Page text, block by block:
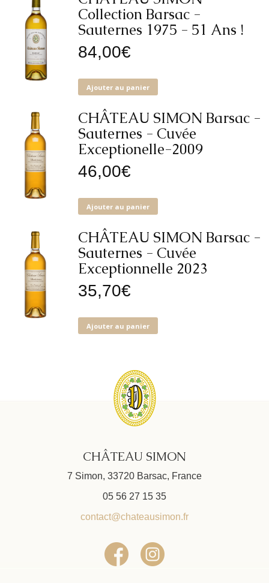
Collection Barsac -
Sauternes 1975 - 51 Ans !
84,00€
Ajouter au panier
CHÂTEAU SIMON Barsac -
Sauternes - Cuvée
Exceptionelle-2009
46,00€
Ajouter au panier
CHÂTEAU SIMON Barsac -
Sauternes - Cuvée
Exceptionnelle 2023
35,70€
Ajouter au panier
CHÂTEAU SIMON
7 Simon, 33720 Barsac, France
05 56 27 15 35
contact@chateausimon.fr